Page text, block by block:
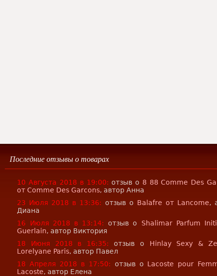
Последние отзывы о товарах
10 Августа 2018 в 19:00: отзыв о 8 88 Comme Des
от Comme Des Garcons, автор Анна
23 Июля 2018 в 13:36: отзыв о Balafre от Lancome,
Диана
16 Июля 2018 в 13:14:
отзыв о Shalimar Parfum
Guerlain, автор Виктория
18 Июня 2018 в 16:35:
отзыв о Hinlay Sexy &
Lorelyane Paris, автор Павел
18 Апреля 2018 в 17:50:
отзыв о Lacoste pour
Lacoste, автор Елена